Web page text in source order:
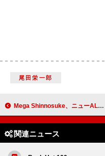
尾田栄一郎
Mega Shinnosuke、ニューAL『天使様』トレーラー映像公開＆恒例の“MEGAジャケ”販売決定
関連ニュース